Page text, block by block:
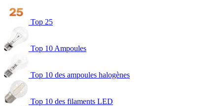
Top 25
Top 10 Ampoules
Top 10 des ampoules halogènes
Top 10 des filaments LED